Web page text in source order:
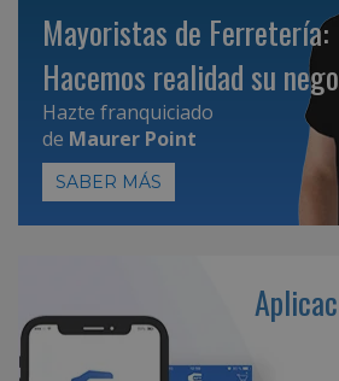
Mayoristas de Ferretería:
Hacemos realidad su
Hazte franquiciado
de Maurer Point
SABER MÁS